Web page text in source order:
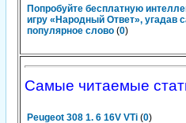
Попробуйте бесплатную
игру «Народный Ответ», угадав
популярное слово (0)
Самые читаемые
Peugeot 308 1. 6 16V VTi (0)